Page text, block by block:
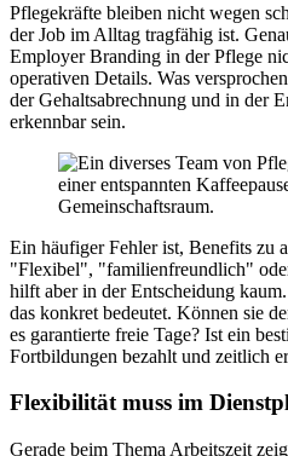
Pflegekräfte bleiben nicht wegen
der Job im Alltag tragfähig ist.
Employer Branding in der Pflege
operativen Details. Was
der Gehaltsabrechnung und in der
erkennbar sein.
Ein häufiger Fehler ist, Benefits zu
"Flexibel", "familienfreundlich"
hilft aber in der Entscheidung
das konkret bedeutet. Können sie
es garantierte freie Tage? Ist ein
Fortbildungen bezahlt und zeitlich
Flexibilität muss im
Gerade beim Thema Arbeitszeit